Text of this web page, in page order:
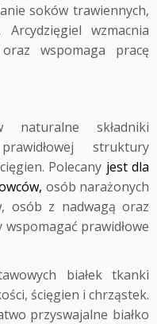
soków trawiennych,
wzmacnia
wspomaga pracę
naturalne składniki
struktury
Polecany jest dla
osób narażonych
osób z nadwagą oraz
prawidłowe
białek tkanki
ścięgien i chrząstek.
przyswajalne białko